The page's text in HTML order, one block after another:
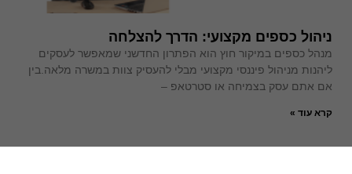
ניהול כספים מקצועי: הדרך להצלחה
מנהל כספים במיקור חוץ הוא הפתרון החדשני שמאפשר לעסקים
ליהנות מניהול פיננסי מקצועי מבלי להעסיק צוות במשרה מלאה.בין
אם אתם עסק בצמיחה או סטרטאפ –
קרא עוד »